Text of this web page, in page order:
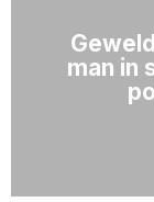
man in